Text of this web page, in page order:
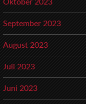
Oktober 2023
September 2023
August 2023
Juli 2023
Juni 2023